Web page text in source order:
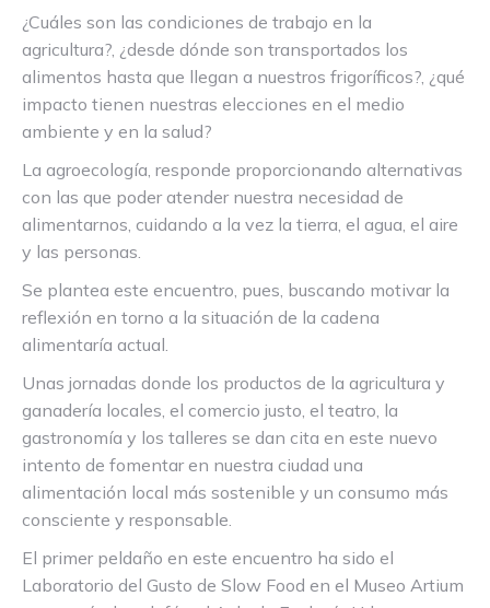
¿Cuáles son las condiciones de trabajo en la
agricultura?, ¿desde dónde son transportados los
alimentos hasta que llegan a nuestros frigoríficos?, ¿qué
impacto tienen nuestras elecciones en el medio
ambiente y en la salud?
La agroecología, responde proporcionando alternativas
con las que poder atender nuestra necesidad de
alimentarnos, cuidando a la vez la tierra, el agua, el aire
y las personas.
Se plantea este encuentro, pues, buscando motivar la
reflexión en torno a la situación de la cadena
alimentaría actual.
Unas jornadas donde los productos de la agricultura y
ganadería locales, el comercio justo, el teatro, la
gastronomía y los talleres se dan cita en este nuevo
intento de fomentar en nuestra ciudad una
alimentación local más sostenible y un consumo más
consciente y responsable.
El primer peldaño en este encuentro ha sido el
Laboratorio del Gusto de Slow Food en el Museo Artium